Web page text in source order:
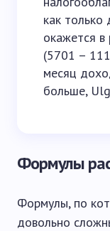
как
окажется в
(5701 –
месяц
больше,
Формулы
Формулы, по
довольно